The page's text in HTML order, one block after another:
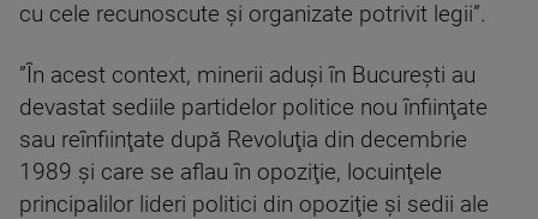
cu cele recunoscute şi organizate potrivit legii”.
”În acest context, minerii aduşi în Bucureşti au
devastat sediile partidelor politice nou înfiinţate
sau reînfiinţate după Revoluţia din decembrie
1989 şi care se aflau în opoziţie, locuinţele
principalilor lideri politici din opoziţie şi sedii ale